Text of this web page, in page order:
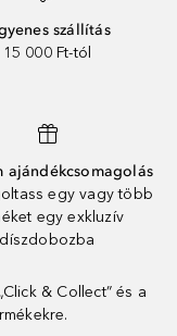
szállítás
15 000 Ft-tól
ajándékcsomagolás
egy vagy több
egy exkluzív
díszdobozba
& Collect” és a